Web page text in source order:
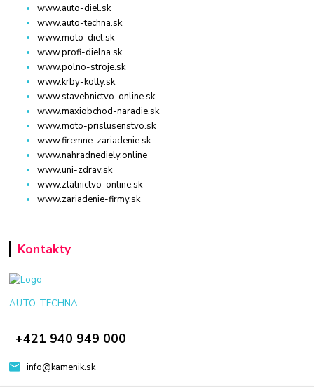
www.auto-diel.sk
www.auto-techna.sk
www.moto-diel.sk
www.profi-dielna.sk
www.polno-stroje.sk
www.krby-kotly.sk
www.stavebnictvo-online.sk
www.maxiobchod-naradie.sk
www.moto-prislusenstvo.sk
www.firemne-zariadenie.sk
www.nahradnediely.online
www.uni-zdrav.sk
www.zlatnictvo-online.sk
www.zariadenie-firmy.sk
Kontakty
AUTO-TECHNA
+421 940 949 000
info@kamenik.sk